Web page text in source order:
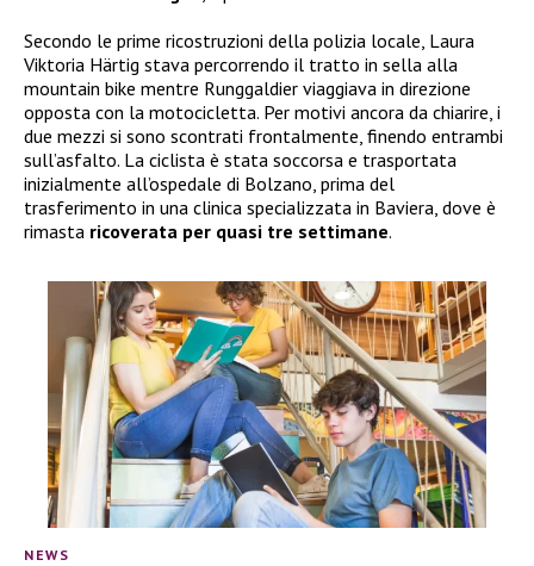
Secondo le prime ricostruzioni della polizia locale, Laura
Viktoria Härtig stava percorrendo il tratto in sella alla
mountain bike mentre Runggaldier viaggiava in direzione
opposta con la motocicletta. Per motivi ancora da chiarire, i
due mezzi si sono scontrati frontalmente, finendo entrambi
sull’asfalto. La ciclista è stata soccorsa e trasportata
inizialmente all’ospedale di Bolzano, prima del
trasferimento in una clinica specializzata in Baviera, dove è
rimasta ricoverata per quasi tre settimane.
NEWS